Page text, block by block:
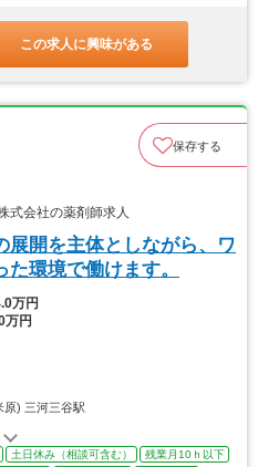
この求人に興味がある
保存する
式会社の薬剤師求人
展開を主体としながら、ワ
環境で働けます。
万円
万円
原) 三河三谷駅
土日休み（相談可含む）
残業月10ｈ以下